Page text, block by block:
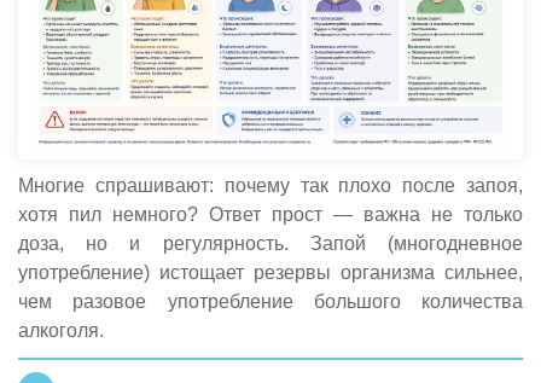
Многие спрашивают: почему так плохо после запоя,
хотя пил немного? Ответ прост — важна не только
доза, но и регулярность. Запой (многодневное
употребление) истощает резервы организма сильнее,
чем разовое употребление большого количества
алкоголя.